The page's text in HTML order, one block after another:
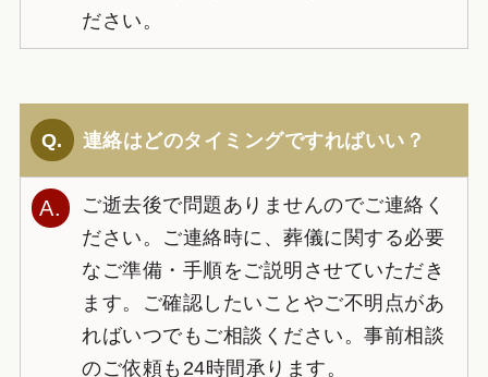
ださい。
連絡はどのタイミングですればいい？
ご逝去後で問題ありませんのでご連絡く
ださい。ご連絡時に、葬儀に関する必要
なご準備・手順をご説明させていただき
ます。ご確認したいことやご不明点があ
ればいつでもご相談ください。事前相談
のご依頼も24時間承ります。